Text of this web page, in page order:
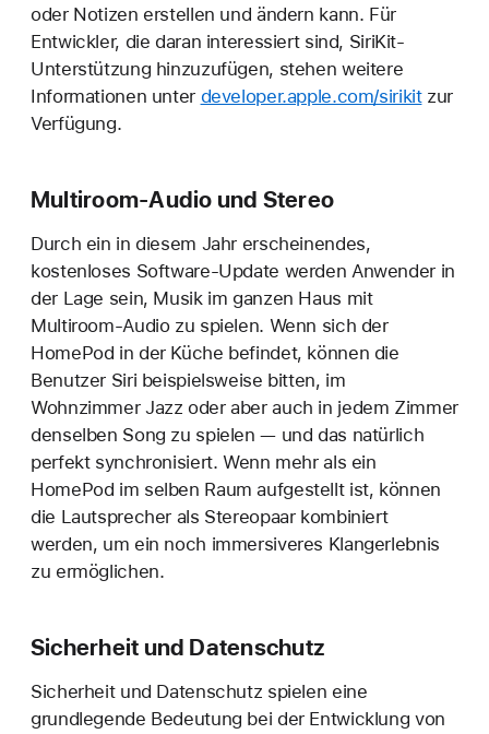
oder Notizen erstellen und ändern kann. Für
Entwickler, die daran interessiert sind, SiriKit-
Unterstützung hinzuzufügen, stehen weitere
Informationen unter developer.apple.com/sirikitzur
Verfügung.
Multiroom-Audio und Stereo
Durch ein in diesem Jahr erscheinendes,
kostenloses Software-Update werden Anwender in
der Lage sein, Musik im ganzen Haus mit
Multiroom-Audio zu spielen. Wenn sich der
HomePod in der Küche befindet, können die
Benutzer Siri beispielsweise bitten, im
Wohnzimmer Jazz oder aber auch in jedem Zimmer
denselben Song zu spielen — und das natürlich
perfekt synchronisiert. Wenn mehr als ein
HomePod im selben Raum aufgestellt ist, können
die Lautsprecher als Stereopaar kombiniert
werden, um ein noch immersiveres Klangerlebnis
zu ermöglichen.
Sicherheit und Datenschutz
Sicherheit und Datenschutz spielen eine
grundlegende Bedeutung bei der Entwicklung von